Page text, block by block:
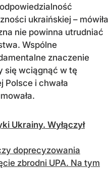
ukraińskiej – mówiła
nie powinna utrudniać
Wspólne
znaczenie
się wciągnąć w tę
Polsce i chwała
Ukrainy. Wyłączył
doprecyzowania
zbrodni UPA. Na tym